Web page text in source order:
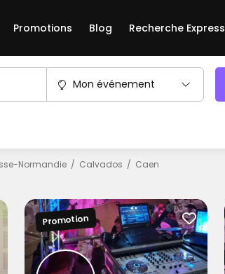
Promotions Blog Recherche Express
Mon événement
Normandie Calvados Caen
Promotion